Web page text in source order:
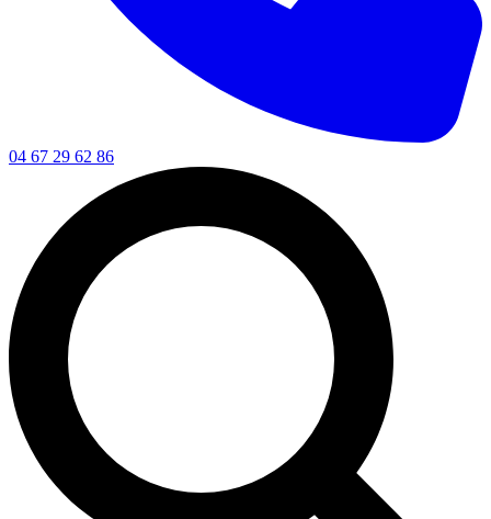
04 67 29 62 86